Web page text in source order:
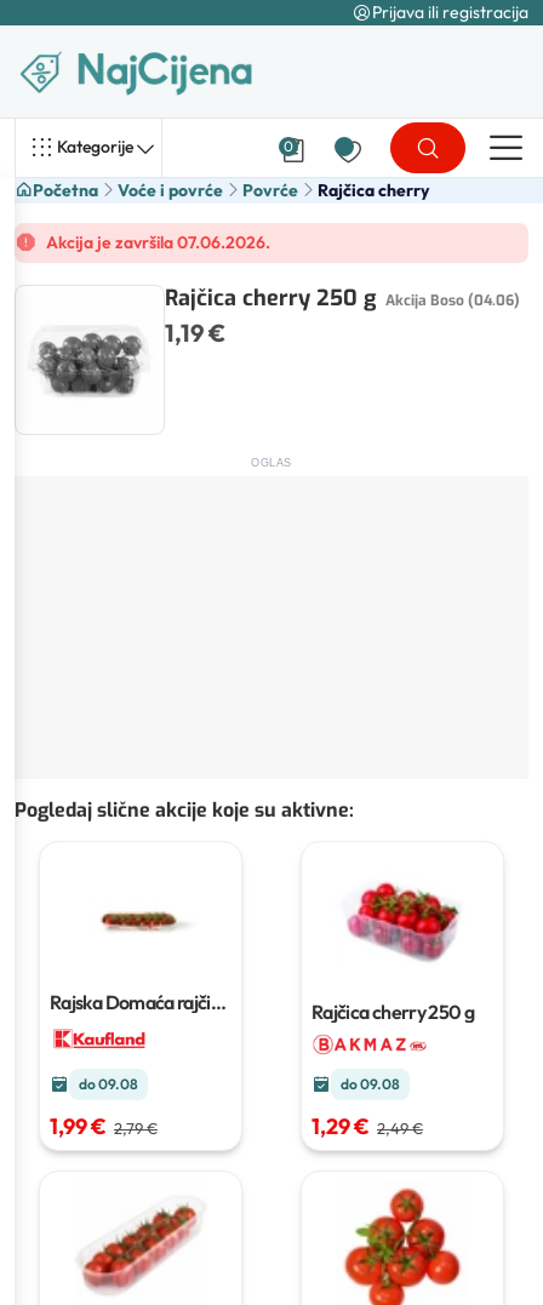
Prijava ili registracija
Kategorije 0
Početna Voće i povrće Povrće Rajčica cherry
Akcija je završila 07.06.2026.
Rajčica cherry 250 g Akcija Boso (04.06)
1,19 €
OGLAS
Pogledaj slične akcije koje su aktivne:
Rajska Domaća rajčica
g
do 09.08
1,99 € 2,79 €
Rajčica cherry250 g
do 09.08
1,29 € 2,49 €